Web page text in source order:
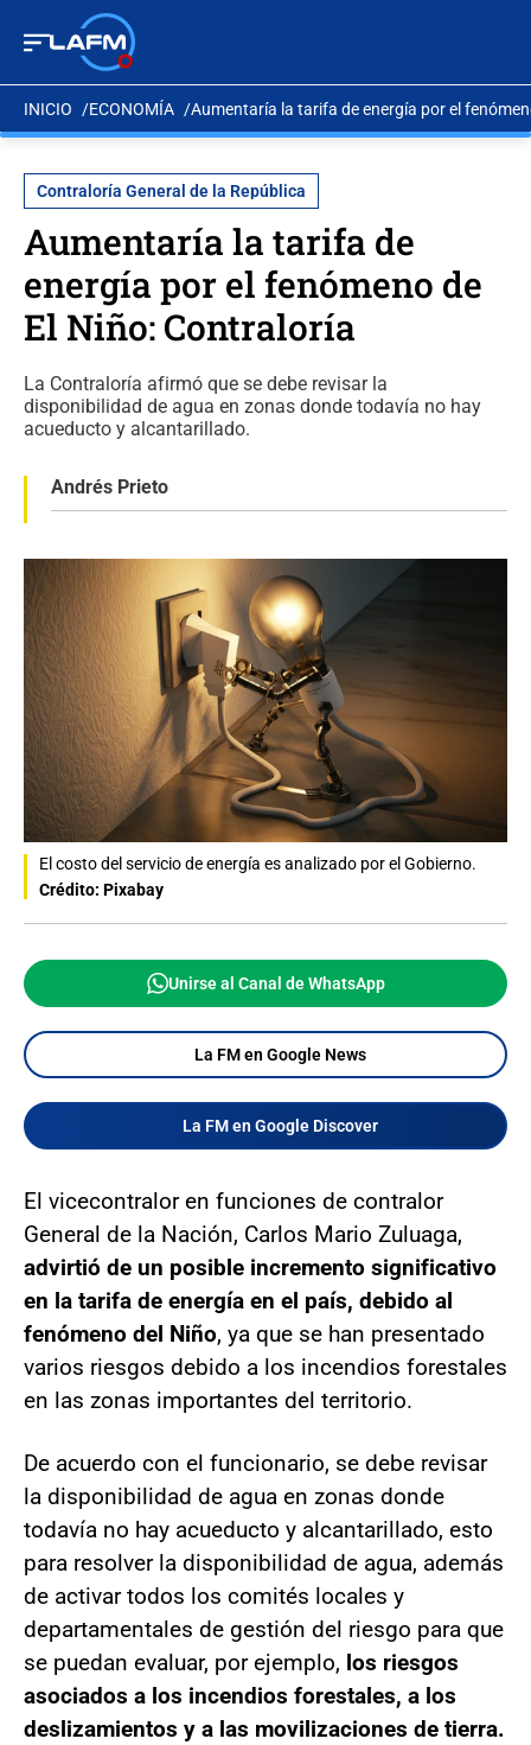
INICIO ECONOMÍA Aumentaría la tarifa de energía por el
Contraloría General de la República
Aumentaría la tarifa de
energía por el fenómeno de
El Niño: Contraloría
La Contraloría afirmó que se debe revisar la
disponibilidad de agua en zonas donde todavía no hay
acueducto y alcantarillado.
Andrés Prieto
El costo del servicio de energía es analizado por el Gobierno.
Crédito: Pixabay
Unirse al Canal de WhatsApp
La FM en Google News
La FM en Google Discover
El vicecontralor en funciones de contralor
General de la Nación, Carlos Mario Zuluaga,
advirtió de un posible incremento significativo
en la tarifa de energía en el país, debido al
fenómeno del Niño, ya que se han presentado
varios riesgos debido a los incendios forestales
en las zonas importantes del territorio.
De acuerdo con el funcionario, se debe revisar
la disponibilidad de agua en zonas donde
todavía no hay acueducto y alcantarillado, esto
para resolver la disponibilidad de agua, además
de activar todos los comités locales y
departamentales de gestión del riesgo para que
se puedan evaluar, por ejemplo, los riesgos
asociados a los incendios forestales, a los
deslizamientos y a las movilizaciones de tierra.